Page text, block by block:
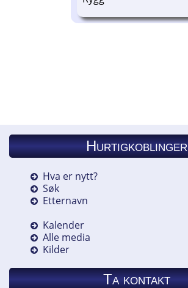
Hurtigkoblinger
Hva er nytt?
Søk
Etternavn
Kalender
Alle media
Kilder
Ta kontakt